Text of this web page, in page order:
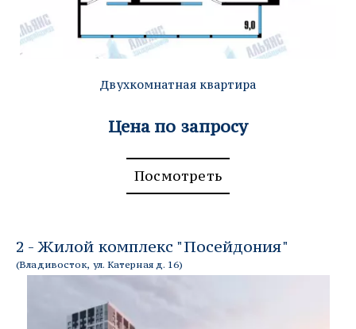
Двухкомнатная квартира
Цена по запросу
Посмотреть
(Владивосток, ул. Катерная д. 16)